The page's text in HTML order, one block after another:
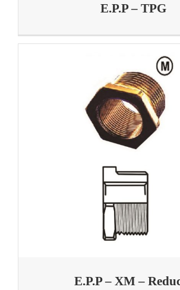
E.P.P – TPG
E.P.P – XM –